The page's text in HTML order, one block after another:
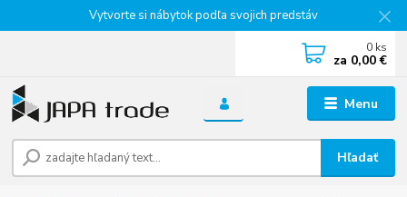
Vytvorte si nábytok podľa svojich predstáv
Menu
Hľadať
0 ks
za 0,00 €